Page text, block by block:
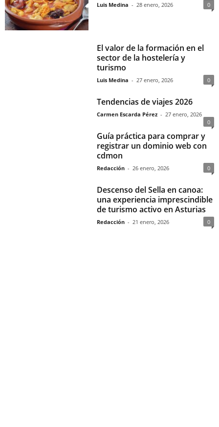
Luis Medina - 28 enero, 2026 0
El valor de la formación en el
sector de la hostelería y
turismo
Luis Medina - 27 enero, 2026 0
Tendencias de viajes 2026
Carmen Escarda Pérez - 27 enero, 2026
0
Guía práctica para comprar y
registrar un dominio web con
cdmon
Redacción - 26 enero, 2026 0
Descenso del Sella en canoa:
una experiencia imprescindible
de turismo activo en Asturias
Redacción - 21 enero, 2026 0